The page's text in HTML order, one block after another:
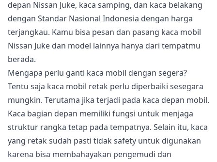
depan Nissan Juke, kaca samping, dan kaca belakang
dengan Standar Nasional Indonesia dengan harga
terjangkau. Kamu bisa pesan dan pasang kaca mobil
Nissan Juke dan model lainnya hanya dari tempatmu
berada.
Mengapa perlu ganti kaca mobil dengan segera?
Tentu saja kaca mobil retak perlu diperbaiki sesegara
mungkin. Terutama jika terjadi pada kaca depan mobil.
Kaca bagian depan memiliki fungsi untuk menjaga
struktur rangka tetap pada tempatnya. Selain itu, kaca
yang retak sudah pasti tidak safety untuk digunakan
karena bisa membahayakan pengemudi dan